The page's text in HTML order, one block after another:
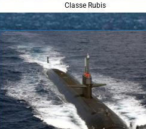
Classe Rubis